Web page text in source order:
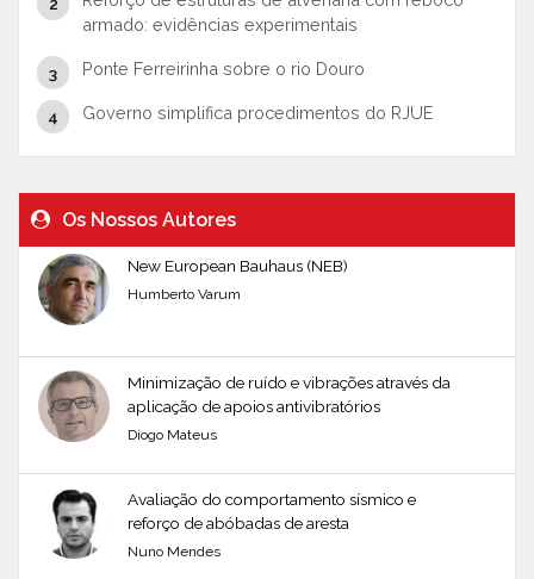
armado: evidências experimentais
Ponte Ferreirinha sobre o rio Douro
Governo simplifica procedimentos do RJUE
Os Nossos Autores
New European Bauhaus (NEB)
Humberto Varum
Minimização de ruído e vibrações através da
aplicação de apoios antivibratórios
Diogo Mateus
Avaliação do comportamento sísmico e
reforço de abóbadas de aresta
Nuno Mendes